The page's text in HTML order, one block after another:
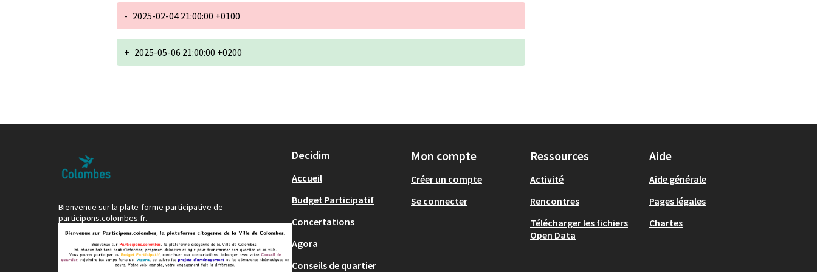
- 2025-02-04 21:00:00 +0100
+ 2025-05-06 21:00:00 +0200
Bienvenue sur la plate-forme participative de
participons.colombes.fr.
Decidim
Accueil
Budget Participatif
Concertations
Agora
Conseils de quartier
Mon compte
Créer un compte
Se connecter
Ressources
Activité
Rencontres
Télécharger les fichiers
Open Data
Aide
Aide générale
Pages légales
Chartes